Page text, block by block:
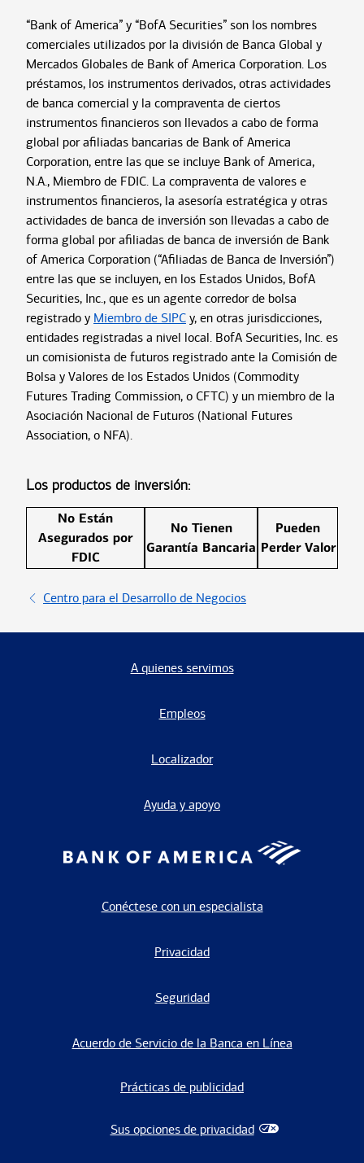
“Bank of America” y “BofA Securities” son los nombres
comerciales utilizados por la división de Banca Global y
Mercados Globales de Bank of America Corporation. Los
préstamos, los instrumentos derivados, otras actividades
de banca comercial y la compraventa de ciertos
instrumentos financieros son llevados a cabo de forma
global por afiliadas bancarias de Bank of America
Corporation, entre las que se incluye Bank of America,
N.A., Miembro de FDIC. La compraventa de valores e
instrumentos financieros, la asesoría estratégica y otras
actividades de banca de inversión son llevadas a cabo de
forma global por afiliadas de banca de inversión de Bank
of America Corporation (“Afiliadas de Banca de Inversión”)
entre las que se incluyen, en los Estados Unidos, BofA
Securities, Inc., que es un agente corredor de bolsa
registrado y Miembro de SIPC y, en otras jurisdicciones,
entidades registradas a nivel local. BofA Securities, Inc. es
un comisionista de futuros registrado ante la Comisión de
Bolsa y Valores de los Estados Unidos (Commodity
Futures Trading Commission, o CFTC) y un miembro de la
Asociación Nacional de Futuros (National Futures
Association, o NFA).
Los productos de inversión:
No Están
Asegurados por
FDIC
No Tienen
Garantía Bancaria
Pueden
Perder Valor
Centro para el Desarrollo de Negocios
A quienes servimos
Empleos
Localizador
Ayuda y apoyo
Conéctese con un especialista
Privacidad
Seguridad
Acuerdo de Servicio de la Banca en Línea
Prácticas de publicidad
Sus opciones de privacidad